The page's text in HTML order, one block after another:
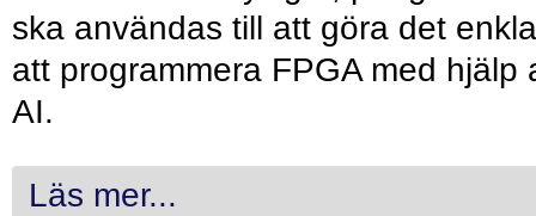
ska användas till att göra det
att programmera FPGA med hjälp
AI.
Läs mer...